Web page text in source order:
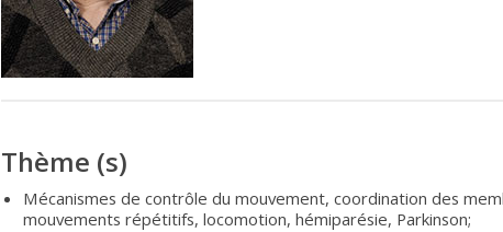
Thème (s)
Mécanismes de contrôle du mouvement, coordination des
mouvements répétitifs, locomotion, hémiparésie, Parkinson;